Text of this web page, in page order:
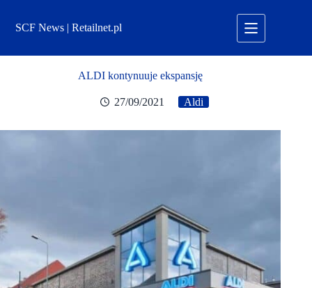
treściSCF News | Retailnet.pl
ALDI kontynuuje ekspansję
27/09/2021 Aldi